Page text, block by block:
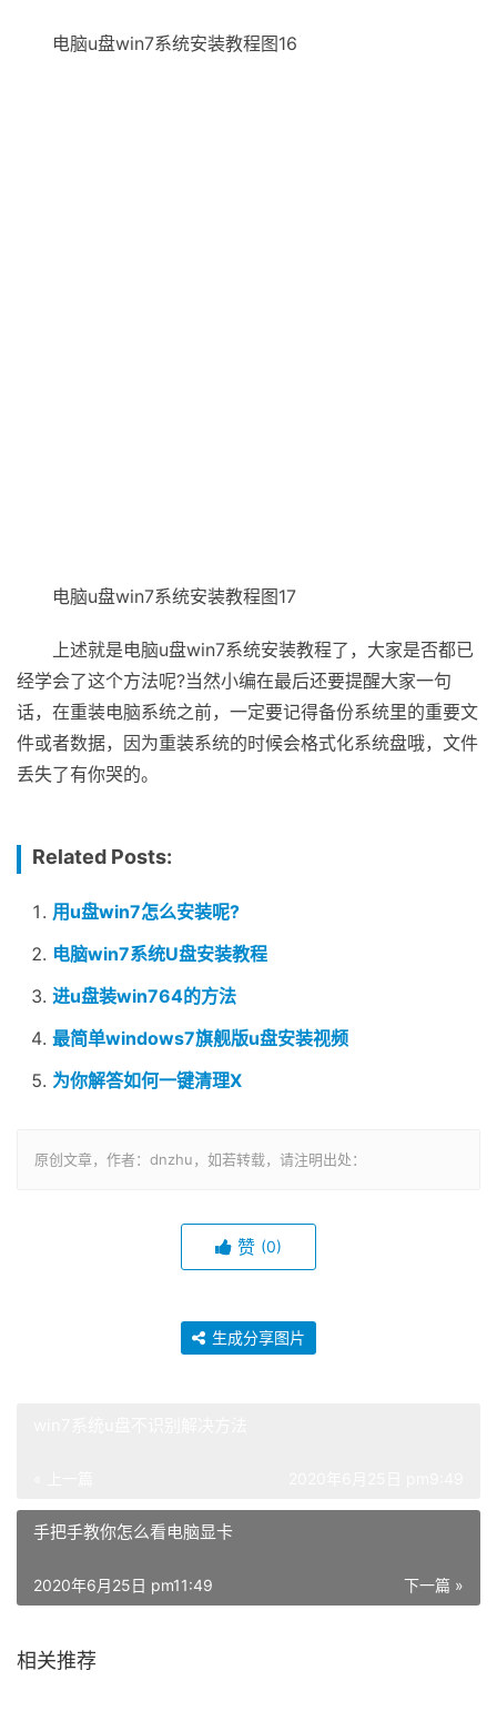
电脑u盘win7系统安装教程图16
电脑u盘win7系统安装教程图17
上述就是电脑u盘win7系统安装教程了，大家是否都已
经学会了这个方法呢?当然小编在最后还要提醒大家一句
话，在重装电脑系统之前，一定要记得备份系统里的重要文
件或者数据，因为重装系统的时候会格式化系统盘哦，文件
丢失了有你哭的。
Related Posts:
用u盘win7怎么安装呢?
电脑win7系统U盘安装教程
进u盘装win764的方法
最简单windows7旗舰版u盘安装视频
为你解答如何一键清理X
原创文章，作者：dnzhu，如若转载，请注明出处：
赞 (0)
生成分享图片
手把手教你怎么看电脑显卡
下一篇 »
2020年6月25日 pm11:49
相关推荐